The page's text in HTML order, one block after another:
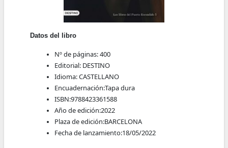
Datos del libro
Nº de páginas:400
Editorial: DESTINO
Idioma:CASTELLANO
Encuadernación:Tapa dura
ISBN:9788423361588
Año de edición:2022
Plaza de edición:BARCELONA
Fecha de lanzamiento:18/05/2022